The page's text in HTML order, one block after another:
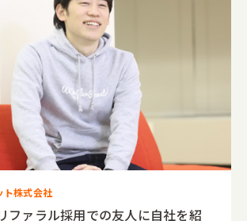
ト株式会社
ファラル採用での友人に自社を紹